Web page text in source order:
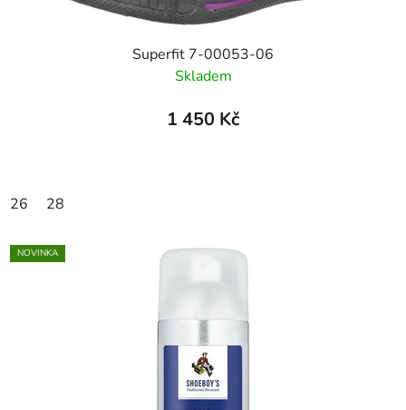
Superfit 7-00053-06
Skladem
1 450 Kč
26 28
NOVINKA